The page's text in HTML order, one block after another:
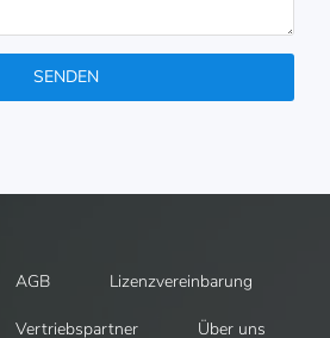
SENDEN
AGB Lizenzvereinbarung
Vertriebspartner Über uns